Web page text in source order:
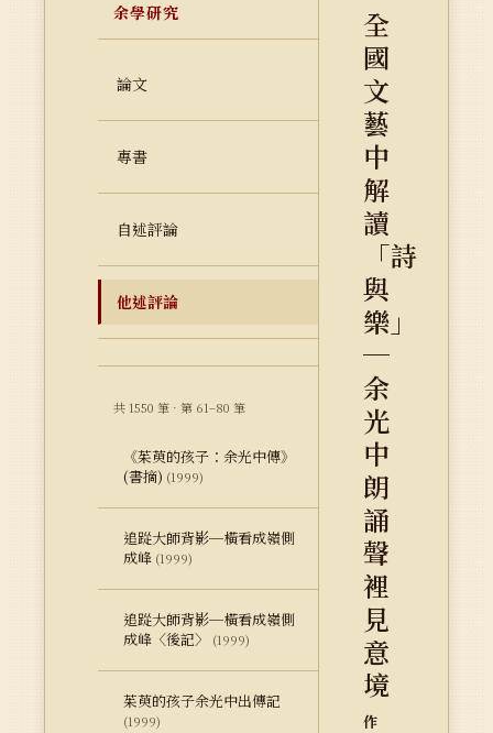
余學研究
論文
專書
自述評論
他述評論
共 1550 筆 · 第 61–80 筆
《茱萸的孩子：余光中傳》
(書摘) (1999)
追踨大師背影─橫看成嶺側
成峰 (1999)
追踨大師背影─橫看成嶺側
成峰〈後記〉
(1999)
茱萸的孩子余光中出傳記
(1999)
全
國
文
藝
中
解
讀
「詩
與
樂」
─
余
光
中
朗
誦
聲
裡
見
意
境
作